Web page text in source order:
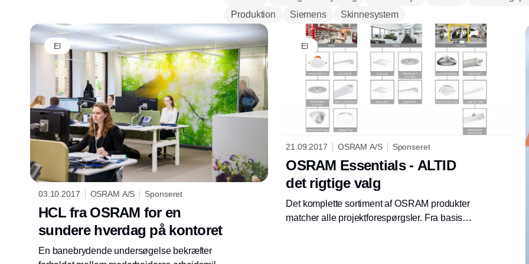
Produktion
Siemens Skinnesystem
El
03.10.2017 OSRAM A/S Sponseret
HCL fra OSRAM for en
sundere hverdag på kontoret
En banebrydende undersøgelse bekræfter
El
21.09.2017 OSRAM A/S Sponseret
OSRAM Essentials - ALTID
det rigtige valg
Det komplette sortiment af OSRAM produkter
matcher alle projektforespørgsler. Fra basis